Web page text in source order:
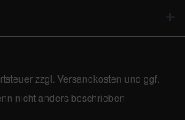
zzgl. Versandkosten und ggf.
nicht anders beschrieben